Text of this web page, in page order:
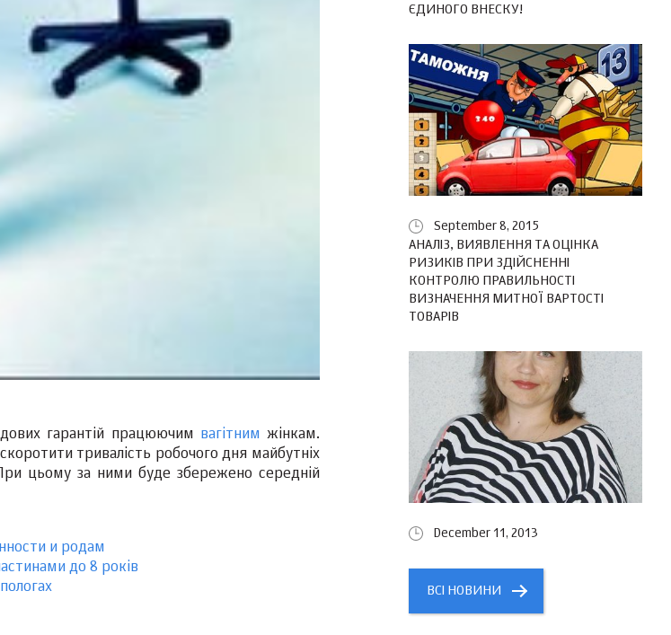
гарантій працюючим вагітним жінкам.
тривалість робочого дня майбутніх
цьому за ними буде збережено середній
и родам
до 8 років
ЄДИНОГО ВНЕСКУ!
September 8, 2015
АНАЛІЗ, ВИЯВЛЕННЯ ТА ОЦІНКА
РИЗИКІВ ПРИ ЗДІЙСНЕННІ
КОНТРОЛЮ ПРАВИЛЬНОСТІ
ВИЗНАЧЕННЯ МИТНОЇ ВАРТОСТІ
ТОВАРІВ
December 11, 2013
ВСІ НОВИНИ